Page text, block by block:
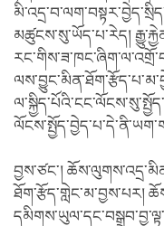
མཚུངས་སུ་ཡོད་པ་རེད།
བྱས་ཙང་།
ཐོག་རྩོད་གླེང་མ་བྱས་པར།